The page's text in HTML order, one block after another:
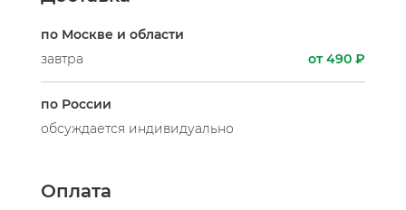
по Москве и области
завтра
от 490 ₽
по России
обсуждается индивидуально
Оплата